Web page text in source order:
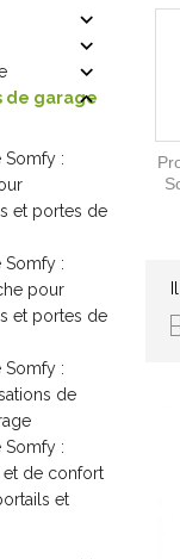



de garage

Somfy :
et portes de
Somfy :
pour
et portes de
Somfy :
de
Somfy :
et de confort
et